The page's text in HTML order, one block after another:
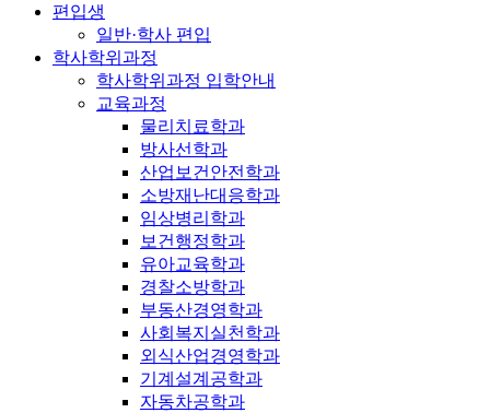
편입생
일반·학사 편입
학사학위과정
학사학위과정 입학안내
교육과정
물리치료학과
방사선학과
산업보건안전학과
소방재난대응학과
임상병리학과
보건행정학과
유아교육학과
경찰소방학과
부동산경영학과
사회복지실천학과
외식산업경영학과
기계설계공학과
자동차공학과